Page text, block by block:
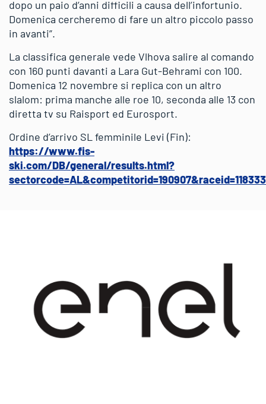
dopo un paio d’anni difficili a causa dell’infortunio.
Domenica cercheremo di fare un altro piccolo passo
in avanti”.
La classifica generale vede Vlhova salire al comando
con 160 punti davanti a Lara Gut-Behrami con 100.
Domenica 12 novembre si replica con un altro
slalom: prima manche alle roe 10, seconda alle 13 con
diretta tv su Raisport ed Eurosport.
Ordine d’arrivo SL femminile Levi (Fin):
https://www.fis-
ski.com/DB/general/results.html?
sectorcode=AL&competitorid=190907&raceid=118333